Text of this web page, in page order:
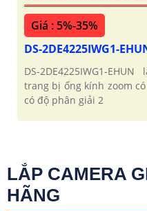
Giá : 5%-35%
DS-2DE4225IWG1-
DS-2DE4225IWG1-
trang bị ống kính zoom
có độ phân giải 2
LẮP CAMERA
HÃNG